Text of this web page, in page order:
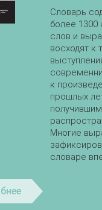
Словарь
более 1300
слов и
восходят к
к
прошлых
получившим
Многие
словаре